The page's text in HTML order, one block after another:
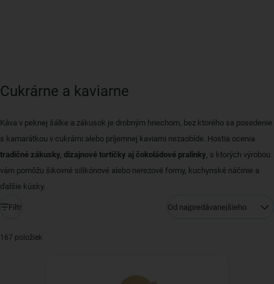
Cukrárne a kaviarne
Káva v peknej šálke a zákusok je drobným hriechom, bez ktorého sa posedenie
s kamarátkou v cukrárni alebo príjemnej kaviarni nezaobíde. Hostia ocenia
tradičné zákusky, dizajnové tortičky aj čokoládové pralinky, s ktorých výrobou
vám pomôžu šikovné silikónové alebo nerezové formy, kuchynské náčinie a
ďalšie kúsky.
Filtr Od najpredávanejšieho
167 položiek